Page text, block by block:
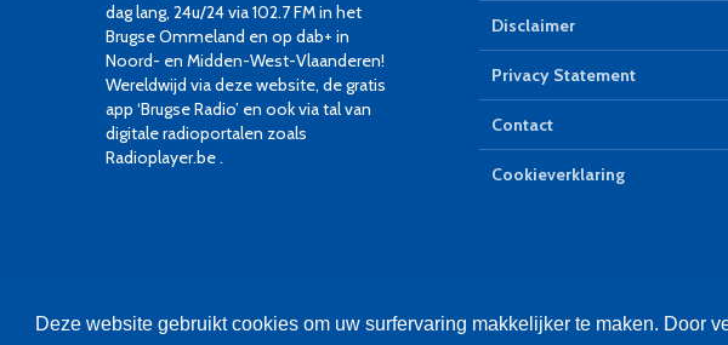
Deze website gebruikt cookies om uw surfervaring makkelijker te maken. Door
dag lang, 24u/24 via 102.7 FM in het
Brugse Ommeland en op dab+ in
Noord- en Midden-West-Vlaanderen!
Wereldwijd via deze website, de gratis
app ‘Brugse Radio’ en ook via tal van
digitale radioportalen zoals
Radioplayer.be .
Disclaimer
Privacy Statement
Contact
Cookieverklaring